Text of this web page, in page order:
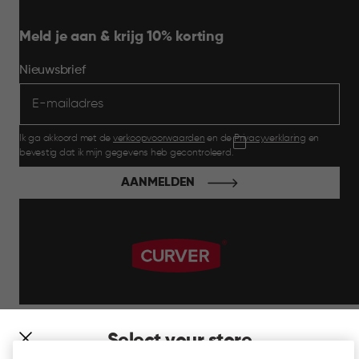
Select your store
Meld je aan & krijg 10% korting
Nieuwsbrief
Ik ga akkoord met de verkoopvoorwaarden en dePrivacyverklaring en
bevestig dat ik mijn gegevens heb gecontroleerd.
AANMELDEN